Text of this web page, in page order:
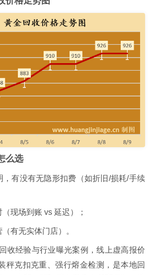
么选
，有没有无隐形扣费（如折旧/损耗/手续
现场到账 vs 延迟）；
有无实体门店）。
收经验与行业曝光案例，线上虚高报价
秤克扣克重、强行熔金检测，是本地回